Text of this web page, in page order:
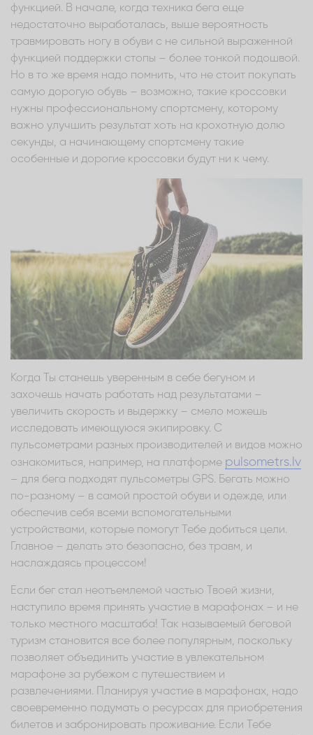
функцией. В начале, когда техника бега еще
недостаточно выработалась, выше вероятность
травмировать ногу в обуви с не сильной выраженной
функцией поддержки стопы – более тонкой подошвой.
Но в то же время надо помнить, что не стоит покупать
самую дорогую обувь – возможно, такие кроссовки
нужны профессиональному спортсмену, которому
важно улучшить результат хоть на крохотную долю
секунды, а начинающему спортсмену такие
особенные и дорогие кроссовки будут ни к чему.
Когда Ты станешь уверенным в себе бегуном и
захочешь начать работать над результатами –
увеличить скорость и выдержку – смело можешь
исследовать имеющуюся экипировку. С
пульсометрами разных производителей и видов можно
ознакомиться, например, на платформе pulsometrs.lv
– для бега подходят пульсометры GPS. Бегать можно
по-разному – в самой простой обуви и одежде, или
обеспечив себя всеми вспомогательными
устройствами, которые помогут Тебе добиться цели.
Главное – делать это безопасно, без травм, и
наслаждаясь процессом!
Если бег стал неотъемлемой частью Твоей жизни,
наступило время принять участие в марафонах – и не
только местного масштаба! Так называемый беговой
туризм становится все более популярным, поскольку
позволяет объединить участие в увлекательном
марафоне за рубежом с путешествием и
развлечениями. Планируя участие в марафонах, надо
своевременно подумать о ресурсах для приобретения
билетов и забронировать проживание. Если Тебе